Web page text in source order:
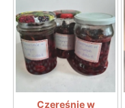
Czereśnie w